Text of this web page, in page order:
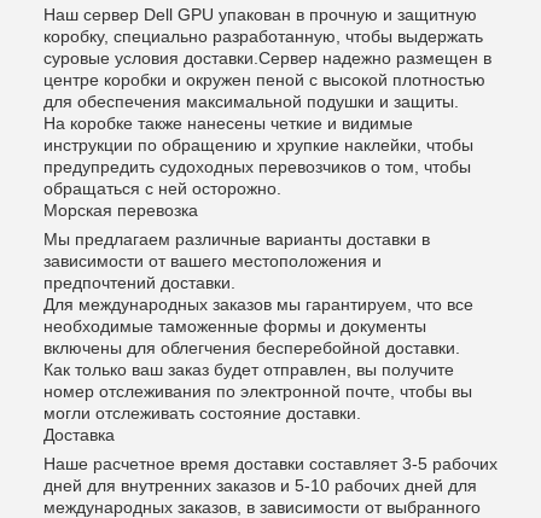
Наш сервер Dell GPU упакован в прочную и защитную
коробку, специально разработанную, чтобы выдержать
суровые условия доставки.Сервер надежно размещен в
центре коробки и окружен пеной с высокой плотностью
для обеспечения максимальной подушки и защиты.
На коробке также нанесены четкие и видимые
инструкции по обращению и хрупкие наклейки, чтобы
предупредить судоходных перевозчиков о том, чтобы
обращаться с ней осторожно.
Морская перевозка
Мы предлагаем различные варианты доставки в
зависимости от вашего местоположения и
предпочтений доставки.
Для международных заказов мы гарантируем, что все
необходимые таможенные формы и документы
включены для облегчения бесперебойной доставки.
Как только ваш заказ будет отправлен, вы получите
номер отслеживания по электронной почте, чтобы вы
могли отслеживать состояние доставки.
Доставка
Наше расчетное время доставки составляет 3-5 рабочих
дней для внутренних заказов и 5-10 рабочих дней для
международных заказов, в зависимости от выбранного